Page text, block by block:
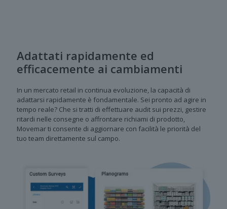
Adattati rapidamente ed
efficacemente ai cambiamenti
In un mercato retail in continua evoluzione, la capacità di
adattarsi rapidamente è fondamentale. Sei pronto ad agire in
tempo reale? Che si tratti di effettuare audit sui prezzi, gestire
ritardi nelle consegne o affrontare richiami di prodotto,
Movemar ti consente di aggiornare con facilità le priorità del
tuo team direttamente sul campo.